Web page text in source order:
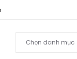
Chọn danh mục